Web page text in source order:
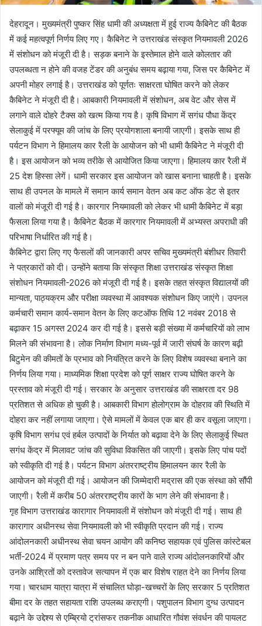
देहरादून। मुख्यमंत्री पुष्कर सिंह धामी की अध्यक्षता में हुई राज्य कैबिनेट की बैठक
में कई महत्वपूर्ण निर्णय लिए गए। कैबिनेट ने उत्तराखंड संस्कृत नियमावली 2026
में संशोधन को मंजूरी दी है। सड़क बनाने के इस्तेमाल होने वाले कोलतार की
उपलब्धता न होने की वजह टेंडर की अनुबंध समय बढ़ाया गया, जिस पर कैबिनेट में
अपनी मोहर लगाई है। उत्तराखंड को पूर्णतः साक्षरता घोषित करने को लेकर
कैबिनेट ने मंजूरी दी है। आबकारी नियमावली में संशोधन, अब वेट और सेस में
लगाने वाले दोहरे टैक्स को खत्म किया गय है। कृषि विभाग में सगंध पौधा केंद्र
सेलाकुई में परफ्यूम की जांच के लिए प्रयोगशाला बनायी जाएगी। इसके साथ ही
पर्यटन विभाग ने हिमालय कार रैली के आयोजन को भी धामी कैबिनेट ने मंजूरी दी
है। इस आयोजन को भव्य तरीके से आयोजित किया जाएगा। हिमालय कार रैली में
25 देश हिस्सा लेगें। धामी सरकार इस आयोजन को खास बनाना चाहती है। इसके
साथ ही उपनल के मामले में समान कार्य समान वेतन अब कट ऑफ डेट से इतर
वालों को मंजूरी दी गई है। कारगार नियमावली को लेकर भी धामी कैबिनेट में बड़ा
फैसला लिया गया है। कैबिनेट बैठक में कारगार नियमावली में अभ्यस्त अपराधी की
परिभाषा निर्धारित की गई है।
कैबिनेट द्वारा लिए गए फैसलों की जानकारी अपर सचिव मुख्यमंत्री बंशीधर तिवारी
ने पत्रकारों को दी। उन्होंने बताया कि संस्कृत शिक्षा उत्तराखंड संस्कृत शिक्षा
संशोधन नियमावली-2026 को मंजूरी दी गई है। इसके तहत संस्कृत विद्यालयों की
मान्यता, पाठ्यक्रम और परीक्षा व्यवस्था में आवश्यक संशोधन किए जाएंगे। उपनल
कर्मचारी समान कार्य-समान वेतन के लिए कटऑफ तिथि 12 नवंबर 2018 से
बढ़ाकर 15 अगस्त 2024 कर दी गई है। इससे बड़ी संख्या में कर्मचारियों को लाभ
मिलने की संभावना है। लोक निर्माण विभाग मध्य-पूर्व में जारी संघर्ष के कारण बढ़ी
बिटुमेन की कीमतों के प्रभाव को नियंत्रित करने के लिए विशेष व्यवस्था बनाने का
निर्णय लिया गया। माध्यमिक शिक्षा प्रदेश को पूर्ण साक्षर राज्य घोषित करने के
प्रस्ताव को मंजूरी दी गई। सरकार के अनुसार उत्तराखंड की साक्षरता दर 98
प्रतिशत से अधिक हो चुकी है। आबकारी विभाग होलोग्राम के दोहराव की स्थिति में
दोहरा कर नहीं लगाया जाएगा। ऐसे मामलों में केवल एक बार ही कर वसूला जाएगा।
कृषि विभाग सगंध एवं हर्बल उत्पादों के निर्यात को बढ़ावा देने के लिए सेलाकुई स्थित
सगंध केंद्र में मिलावट जांच की सुविधा विकसित की जाएगी। इसके लिए पांच पदों
को स्वीकृति दी गई है। पर्यटन विभाग अंतरराष्ट्रीय हिमालयन कार रैली के
आयोजन को मंजूरी दी गई। आयोजन की जिम्मेदारी मद्रास की एक संस्था को सौंपी
जाएगी। रैली में करीब 50 अंतरराष्ट्रीय कारों के भाग लेने की संभावना है।
गृह विभाग उत्तराखंड कारागार नियमावली में संशोधन को मंजूरी दी गई। साथ ही
कारागार अधीनस्थ सेवा नियमावली को भी स्वीकृति प्रदान की गई। राज्य
आंदोलनकारी अधीनस्थ सेवा चयन आयोग की कनिष्ठ सहायक एवं पुलिस कांस्टेबल
भर्ती-2024 में प्रमाण पत्र समय पर न बन पाने वाले राज्य आंदोलनकारियों और
उनके आश्रितों को दस्तावेज सत्यापन में एक बार विशेष राहत देने का निर्णय लिया
गया। चारधाम यात्रा यात्रा में संचालित घोड़ा-खच्चरों के लिए सरकार 5 प्रतिशत
बीमा दर के तहत सहायता राशि उपलब्ध कराएगी। पशुपालन विभाग दुग्ध उत्पादन
बढ़ाने के उद्देश्य से एम्ब्रियो ट्रांसफर तकनीक आधारित गौवंश संवर्धन की पायलट